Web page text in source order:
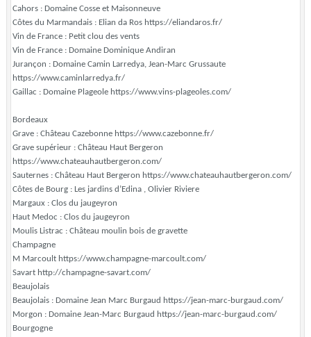
Cahors : Domaine Cosse et Maisonneuve
Côtes du Marmandais : Elian da Ros https://eliandaros.fr/
Vin de France : Petit clou des vents
Vin de France : Domaine Dominique Andiran
Jurançon : Domaine Camin Larredya, Jean-Marc Grussaute
https://www.caminlarredya.fr/
Gaillac : Domaine Plageole https://www.vins-plageoles.com/
Bordeaux
Grave : Château Cazebonne https://www.cazebonne.fr/
Grave supérieur : Château Haut Bergeron
https://www.chateauhautbergeron.com/
Sauternes : Château Haut Bergeron https://www.chateauhautbergeron.com/
Côtes de Bourg : Les jardins d’Edina , Olivier Riviere
Margaux : Clos du jaugeyron
Haut Medoc : Clos du jaugeyron
Moulis Listrac : Château moulin bois de gravette
Champagne
M Marcoult https://www.champagne-marcoult.com/
Savart http://champagne-savart.com/
Beaujolais
Beaujolais : Domaine Jean Marc Burgaud https://jean-marc-burgaud.com/
Morgon : Domaine Jean-Marc Burgaud https://jean-marc-burgaud.com/
Bourgogne